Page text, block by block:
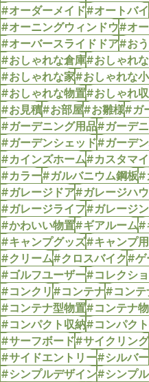
#オーダーメイド#オートバイ
#オーニングウィンドウ#オ
#オーバースライドドア#お
#おしゃれな倉庫#おしゃれ
#おしゃれな家#おしゃれな
#おしゃれな物置#おしゃれ
#お見積#お部屋#お雛様#ガ
#ガーデニング用品#ガーデ
#ガーデンシェッド#ガーデ
#カインズホーム#カスタマ
#カラー#ガルバニウム鋼板#
#ガレージドア#ガレージハ
#ガレージライフ#ガレージ
#かわいい物置#ギアルーム#
#キャンプグッズ#キャンプ
#クリーム#クロスバイク#ゲ
#ゴルフユーザー#コレクシ
#コンクリ#コンテナ#コンテ
#コンテナ型物置#コンテナ
#コンパクト収納#コンパク
#サーフボード#サイクリング
#サイドエントリー#シルバー
#シンプルデザイン#シンプ